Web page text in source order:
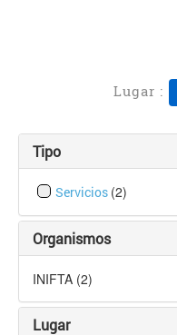
Lugar :
Tipo
Servicios (2)
Organismos
INIFTA (2)
Lugar